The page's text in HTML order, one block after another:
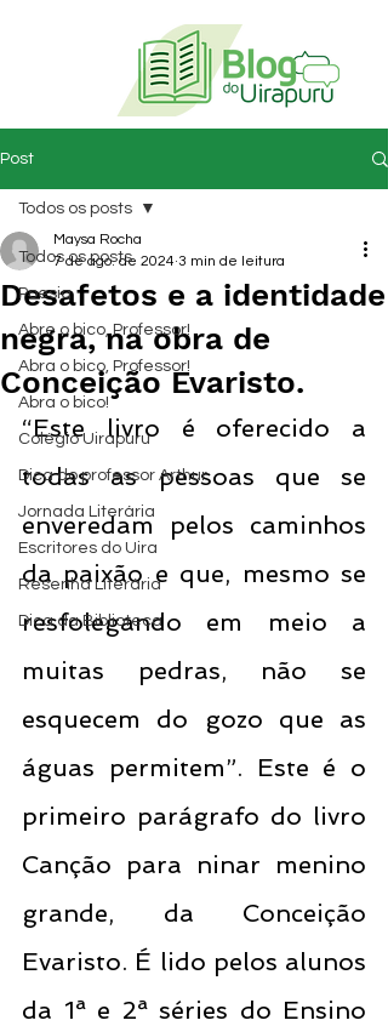
Post
Todos os posts
Poesia
Abre o bico, Professor!
Abra o bico, Professor!
Abra o bico!
Colégio Uirapuru
Dica do professor Arthur
Jornada Literária
Escritores do Uira
Resenha Literária
Dica da Biblioteca
Todos os posts
Desafetos e a identidade
negra, na obra de
Conceição Evaristo.
Maysa Rocha
7 de ago. de 2024 3 min de leitura
“Este livro é oferecido a
todas as pessoas que se
enveredam pelos caminhos
da paixão e que, mesmo se
resfolegando em meio a
muitas pedras, não se
esquecem do gozo que as
águas permitem”. Este é o
primeiro parágrafo do livro
Canção para ninar menino
grande, da Conceição
Evaristo. É lido pelos alunos
da 1ª e 2ª séries do Ensino